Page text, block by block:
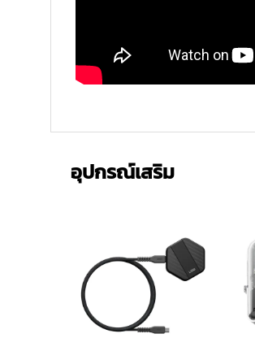
อุปกรณ์เสริม